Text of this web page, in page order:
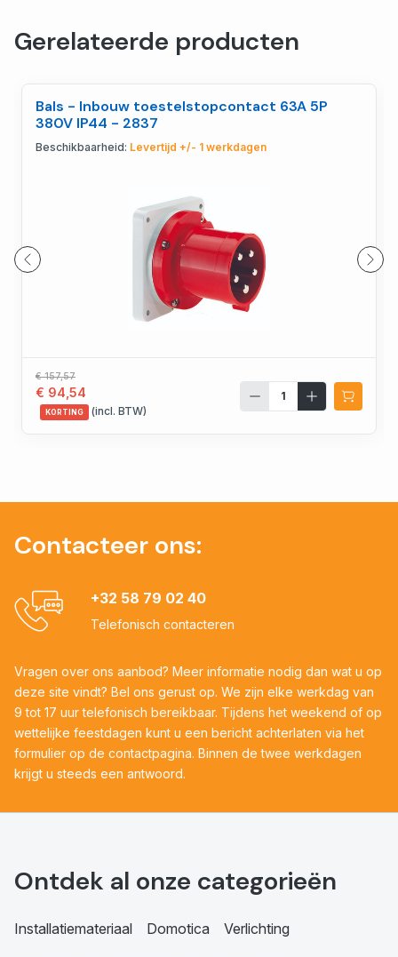
Gerelateerde producten
Bals - Inbouw toestelstopcontact 63A 5P
380V IP44 - 2837
Beschikbaarheid: Levertijd +/- 1 werkdagen
€ 157,57
€ 94,54
KORTING (incl. BTW)
Contacteer ons:
+32 58 79 02 40
Telefonisch contacteren
Vragen over ons aanbod? Meer informatie nodig dan wat u op
deze site vindt? Bel ons gerust op. We zijn elke werkdag van
9 tot 17 uur telefonisch bereikbaar. Tijdens het weekend of op
wettelijke feestdagen kunt u een bericht achterlaten via het
formulier op de contactpagina. Binnen de twee werkdagen
krijgt u steeds een antwoord.
Ontdek al onze categorieën
Installatiemateriaal Domotica Verlichting